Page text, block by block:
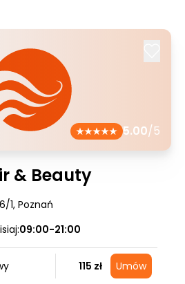
5.00/5
& Beauty
1, Poznań
09:00-21:00
115 zł Umów